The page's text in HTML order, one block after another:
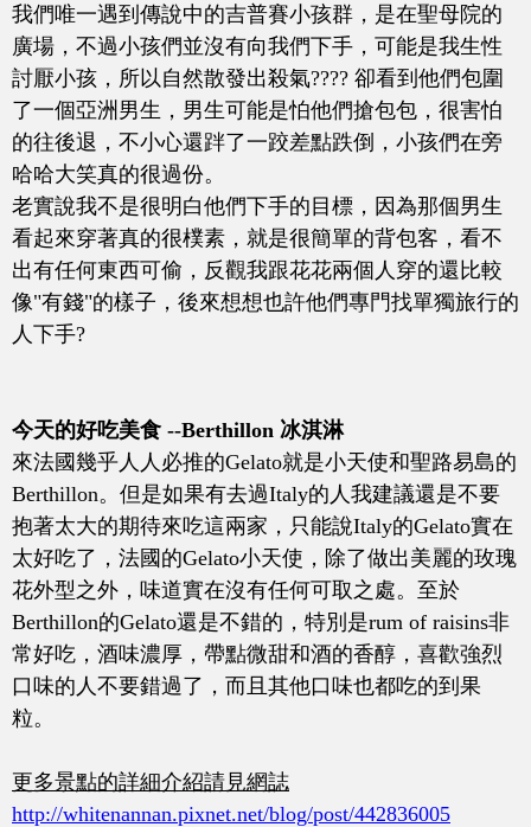
我們唯一遇到傳說中的吉普賽小孩群，是在聖母院的
廣場，不過小孩們並沒有向我們下手，可能是我生性
討厭小孩，所以自然散發出殺氣???? 卻看到他們包圍
了一個亞洲男生，男生可能是怕他們搶包包，很害怕
的往後退，不小心還跘了一跤差點跌倒，小孩們在旁
哈哈大笑真的很過份。
老實說我不是很明白他們下手的目標，因為那個男生
看起來穿著真的很樸素，就是很簡單的背包客，看不
出有任何東西可偷，反觀我跟花花兩個人穿的還比較
像"有錢"的樣子，後來想想也許他們專門找單獨旅行的
人下手?
今天的好吃美食 --Berthillon 冰淇淋
來法國幾乎人人必推的Gelato就是小天使和聖路易島的
Berthillon。但是如果有去過Italy的人我建議還是不要
抱著太大的期待來吃這兩家，只能說Italy的Gelato實在
太好吃了，法國的Gelato小天使，除了做出美麗的玫瑰
花外型之外，味道實在沒有任何可取之處。至於
Berthillon的Gelato還是不錯的，特別是rum of raisins非
常好吃，酒味濃厚，帶點微甜和酒的香醇，喜歡強烈
口味的人不要錯過了，而且其他口味也都吃的到果
粒。
更多景點的詳細介紹請見網誌
http://whitenannan.pixnet.net/blog/post/442836005